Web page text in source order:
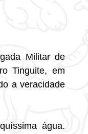
Militar de
Tinguite, em
a veracidade
água.